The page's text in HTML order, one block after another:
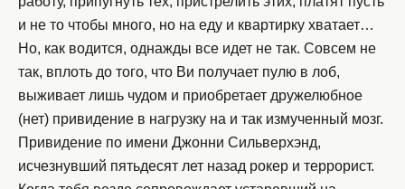
и не то чтобы много, но на еду и квартирку хватает…
Но, как водится, однажды все идет не так. Совсем не
так, вплоть до того, что Ви получает пулю в лоб,
выживает лишь чудом и приобретает дружелюбное
(нет) привидение в нагрузку на и так измученный мозг.
Привидение по имени Джонни Сильверхэнд,
исчезнувший пятьдесят лет назад рокер и террорист.